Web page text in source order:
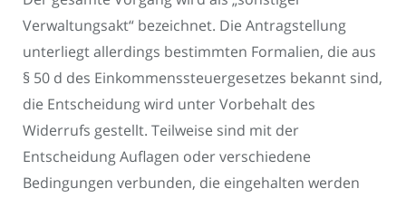
Verwaltungsakt“ bezeichnet. Die Antragstellung
unterliegt allerdings bestimmten Formalien, die aus
§ 50 d des Einkommenssteuergesetzes bekannt sind,
die Entscheidung wird unter Vorbehalt des
Widerrufs gestellt. Teilweise sind mit der
Entscheidung Auflagen oder verschiedene
Bedingungen verbunden, die eingehalten werden